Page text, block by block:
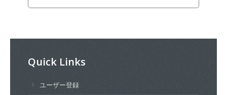
Quick Links
ユーザー登録